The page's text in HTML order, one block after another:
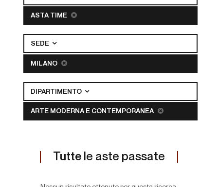
ASTA TIME
SEDE
MILANO
DIPARTIMENTO
ARTE MODERNA E CONTEMPORANEA
Tutte le aste passate